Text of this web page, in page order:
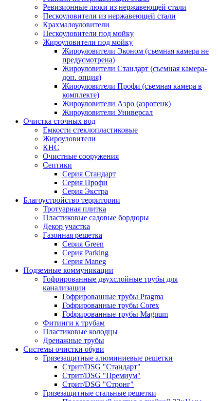
Ревизионные люки из нержавеющей стали
Пескоуловители из нержавеющей стали
Крахмалоуловители
Пескоуловители под мойку
Жироуловители под мойку
Жироуловители Эконом (съемная камера не
предусмотрена)
Жироуловители Стандарт (съемная камера-
доп. опция)
Жироуловители Профи (съемная камера в
комплекте)
Жироуловители Аэро (аэротенк)
Жироуловители Универсал
Очистка сточных вод
Емкости стеклопластиковые
Жироуловители
КНС
Очистные сооружения
Септики
Серия Стандарт
Серия Профи
Серия Экстра
Благоустройство территории
Тротуарная плитка
Пластиковые садовые бордюры
Декор участка
Газонная решетка
Серия Green
Серия Parking
Серия Maneg
Подземные коммуникации
Гофрированные двухслойные трубы для
канализации
Гофрированные трубы Pragma
Гофрированные трубы Corex
Гофрированные трубы Magnum
Фитинги к трубам
Пластиковые колодцы
Дренажные трубы
Системы очистки обуви
Грязезащитные алюминиевые решетки
Стрит/DSG "Стандарт"
Стрит/DSG "Премиум"
Стрит/DSG "Стронг"
Грязезащитные стальные решетки